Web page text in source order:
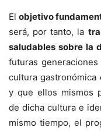
Elobjetivo
será, por tanto, la
saludables sobre la
futuras
cultura
y que ellos mismos
de dicha cultura e
mismo tiempo, el